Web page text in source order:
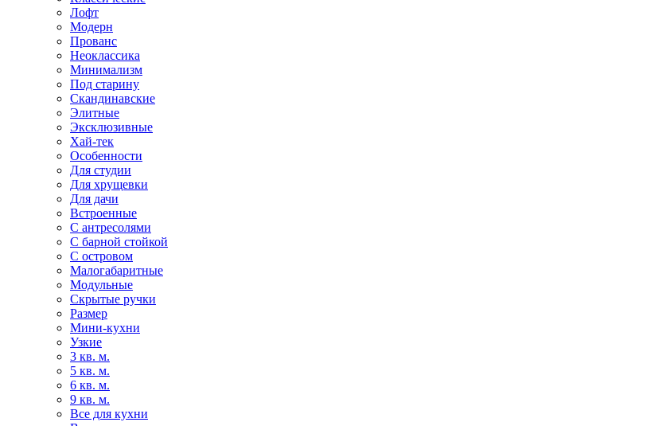
Лофт
Модерн
Прованс
Неоклассика
Минимализм
Под старину
Скандинавские
Элитные
Эксклюзивные
Хай-тек
Особенности
Для студии
Для хрущевки
Для дачи
Встроенные
С антресолями
С барной стойкой
С островом
Малогабаритные
Модульные
Скрытые ручки
Размер
Мини-кухни
Узкие
3 кв. м.
5 кв. м.
6 кв. м.
9 кв. м.
Все для кухни